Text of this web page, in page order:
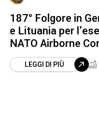
187° Folgore in
e Lituania per
NATO Airborne
LEGGI DI PIÙ